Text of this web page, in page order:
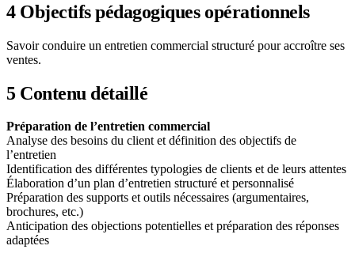
4Objectifs pédagogiques opérationnels
Savoir conduire un entretien commercial structuré pour accroître ses
ventes.
5Contenu détaillé
Préparation de l’entretien commercial
Analyse des besoins du client et définition des objectifs de
l’entretien
Identification des différentes typologies de clients et de leurs attentes
Élaboration d’un plan d’entretien structuré et personnalisé
Préparation des supports et outils nécessaires (argumentaires,
brochures, etc.)
Anticipation des objections potentielles et préparation des réponses
adaptées